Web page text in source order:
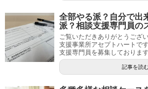
全部やる派？自分で出
派？相談支援専門員の
ご覧いただきありがとうござ
支援事業所アセプトハートで
支援専門員を募集しております
記事を読